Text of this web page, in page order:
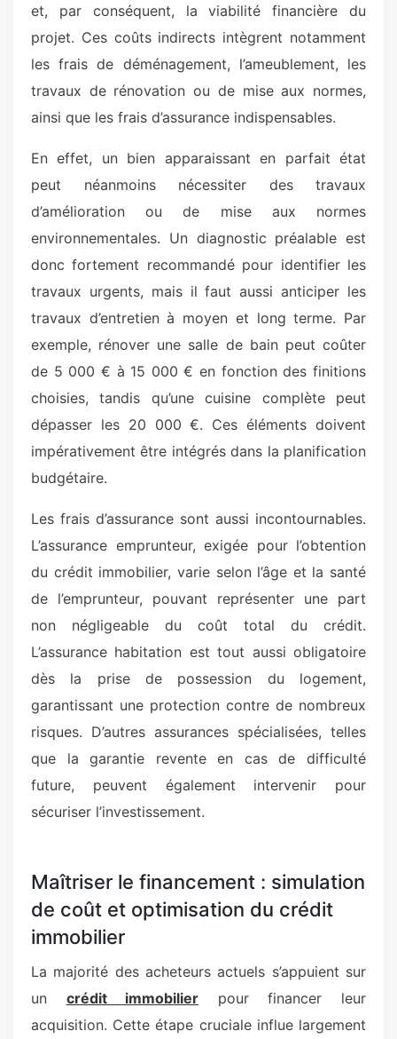
et, par conséquent, la viabilité financière du
projet. Ces coûts indirects intègrent notamment
les frais de déménagement, l’ameublement, les
travaux de rénovation ou de mise aux normes,
ainsi que les frais d’assurance indispensables.
En effet, un bien apparaissant en parfait état
peut néanmoins nécessiter des travaux
d’amélioration ou de mise aux normes
environnementales. Un diagnostic préalable est
donc fortement recommandé pour identifier les
travaux urgents, mais il faut aussi anticiper les
travaux d’entretien à moyen et long terme. Par
exemple, rénover une salle de bain peut coûter
de 5 000 € à 15 000 € en fonction des finitions
choisies, tandis qu’une cuisine complète peut
dépasser les 20 000 €. Ces éléments doivent
impérativement être intégrés dans la planification
budgétaire.
Les frais d’assurance sont aussi incontournables.
L’assurance emprunteur, exigée pour l’obtention
du crédit immobilier, varie selon l’âge et la santé
de l’emprunteur, pouvant représenter une part
non négligeable du coût total du crédit.
L’assurance habitation est tout aussi obligatoire
dès la prise de possession du logement,
garantissant une protection contre de nombreux
risques. D’autres assurances spécialisées, telles
que la garantie revente en cas de difficulté
future, peuvent également intervenir pour
sécuriser l’investissement.
Maîtriser le financement : simulation
de coût et optimisation du crédit
immobilier
La majorité des acheteurs actuels s’appuient sur
un crédit immobilier pour financer leur
acquisition. Cette étape cruciale influe largement